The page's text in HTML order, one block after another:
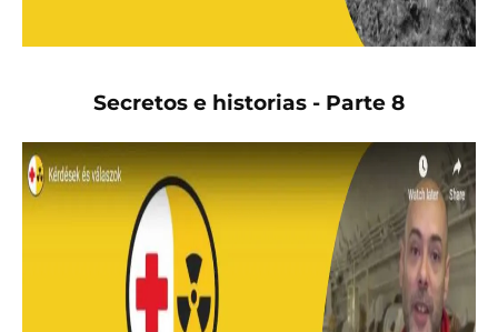
Secretos e historias - Parte 8